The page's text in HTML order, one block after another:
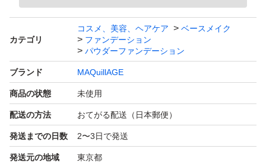
●コメント無しでもご購入オッケーです。
マキアージュ ドラマティックパウダリー EX オークル20
レフィル×1個 ケース付き
ブランド：MAQuillAGE
本体/詰め替え：詰め替え
ベースメイク特徴：カバー力 崩れにくい UVカット
仕上がり：ツヤ肌
PA：PA+++
カテゴリ
コスメ、美容、ヘアケア
ベースメイク
ファンデーション
パウダーファンデーション
ブランド MAQuillAGE
商品の状態 未使用
配送の方法 おてがる配送（日本郵便）
発送までの日数 2〜3日で発送
発送元の地域 東京都